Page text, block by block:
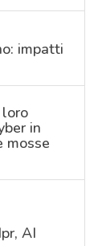
impatti
in
mosse
AI